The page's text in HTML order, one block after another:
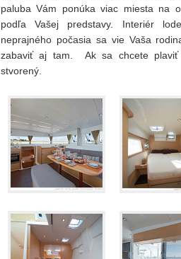
paluba Vám ponúka viac miesta na
podľa Vašej predstavy. Interiér
neprajného počasia sa vie Vaša
zabaviť aj tam. Ak sa chcete
stvorený.